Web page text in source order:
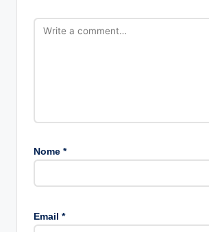
Nome *
Email *
e